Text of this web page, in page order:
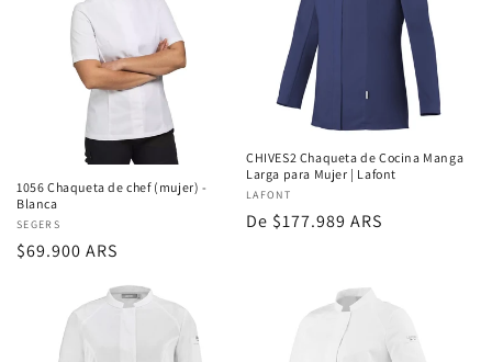
1056 Chaqueta de chef (mujer) -
Blanca
Proveedor:
SEGERS
Precio
$69.900 ARS
CHIVES2 Chaqueta de Cocina Manga
Larga para Mujer | Lafont
Proveedor:
LAFONT
Precio
De $177.989 ARS